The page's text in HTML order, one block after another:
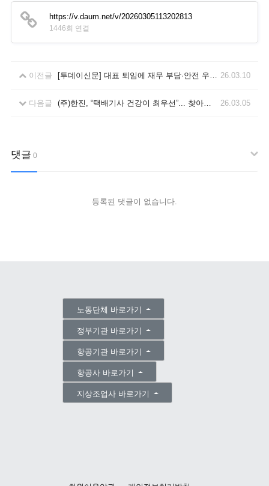
https://v.daum.net/v/20260305113202813
1446회 연결
이전글 [투데이신문] 대표 퇴임에 재무 부담·안전 우려까지…에어프레미아 ‘첩첩산중’ 26.03.10
다음글 (주)한진, “택배기사 건강이 최우선”... 찾아가는 현장 건강검진 실시 26.03.05
댓글 0
등록된 댓글이 없습니다.
노동단체 바로가기
정부기관 바로가기
항공기관 바로가기
항공사 바로가기
지상조업사 바로가기